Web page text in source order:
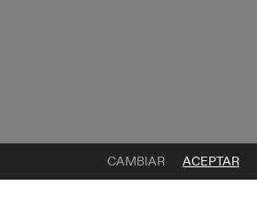
CAMBIAR ACEPTAR